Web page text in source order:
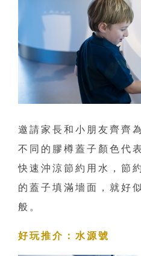
邀請家長和小朋友齊齊
不同的膠樽蓋子顏色代
快速沖涼節約用水，節
的蓋子填滿墻面，就好
般。
好玩推介：水源號